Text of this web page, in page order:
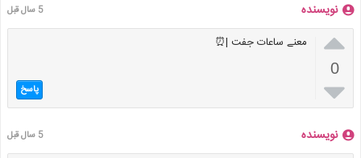
نویسنده 5 سال قبل

0

معنے ساعات جفت |⏰
پاسخ
نویسنده 5 سال قبل